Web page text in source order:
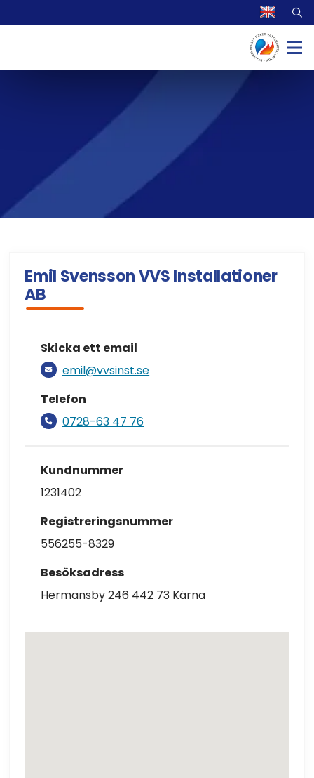
Emil Svensson VVS Installationer
AB
Skicka ett email
emil@vvsinst.se
Telefon
0728-63 47 76
Kundnummer
1231402
Registreringsnummer
556255-8329
Besöksadress
Hermansby 246 442 73 Kärna